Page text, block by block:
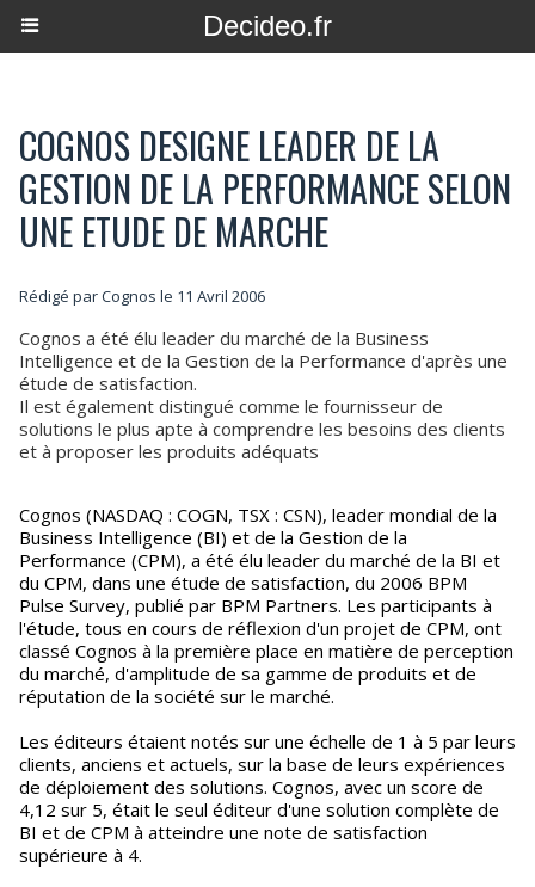
Decideo.fr
COGNOS DESIGNE LEADER DE LA
GESTION DE LA PERFORMANCE SELON
UNE ETUDE DE MARCHE
Rédigé par Cognos le 11 Avril 2006
Cognos a été élu leader du marché de la Business
Intelligence et de la Gestion de la Performance d'après une
étude de satisfaction.
Il est également distingué comme le fournisseur de
solutions le plus apte à comprendre les besoins des clients
et à proposer les produits adéquats
Cognos (NASDAQ : COGN, TSX : CSN), leader mondial de la
Business Intelligence (BI) et de la Gestion de la
Performance (CPM), a été élu leader du marché de la BI et
du CPM, dans une étude de satisfaction, du 2006 BPM
Pulse Survey, publié par BPM Partners. Les participants à
l'étude, tous en cours de réflexion d'un projet de CPM, ont
classé Cognos à la première place en matière de perception
du marché, d'amplitude de sa gamme de produits et de
réputation de la société sur le marché.
Les éditeurs étaient notés sur une échelle de 1 à 5 par leurs
clients, anciens et actuels, sur la base de leurs expériences
de déploiement des solutions. Cognos, avec un score de
4,12 sur 5, était le seul éditeur d'une solution complète de
BI et de CPM à atteindre une note de satisfaction
supérieure à 4.